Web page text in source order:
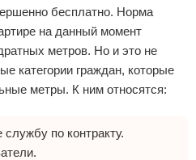
бесплатно. Норма
на данный момент
метров. Но и это не
категории граждан, которые
метры. К ним относятся:
по контракту.